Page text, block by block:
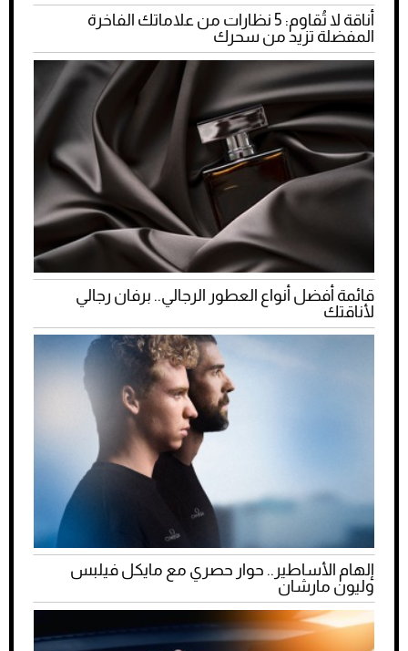
أناقة لا تُقاوم: 5 نظارات من علاماتك الفاخرة
المفضلة تزيد من سحرك
قائمة أفضل أنواع العطور الرجالي.. برفان رجالي
لأناقتك
إلهام الأساطير.. حوار حصري مع مايكل فيلبس
وليون مارشان